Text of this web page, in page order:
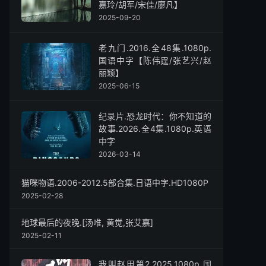
嘉玲/胡军/宋佳/廖凡】
2025-09-20
老九门.2016.全48集.1080p.
国语中字【陈伟霆/张艺兴/赵
丽颖】
2025-06-15
纪录片.恐龙时代：你不知道的
故事.2026.全4集.1080p.英语
中字
2026-03-14
猫咪物语.2006-2012.5部合集.日语中字.HD1080P
2025-02-28
地球最后的夜晚.[汤唯, 黄觉,张艾嘉]
2025-02-11
我叫赵甲第2.2025.1080p.国